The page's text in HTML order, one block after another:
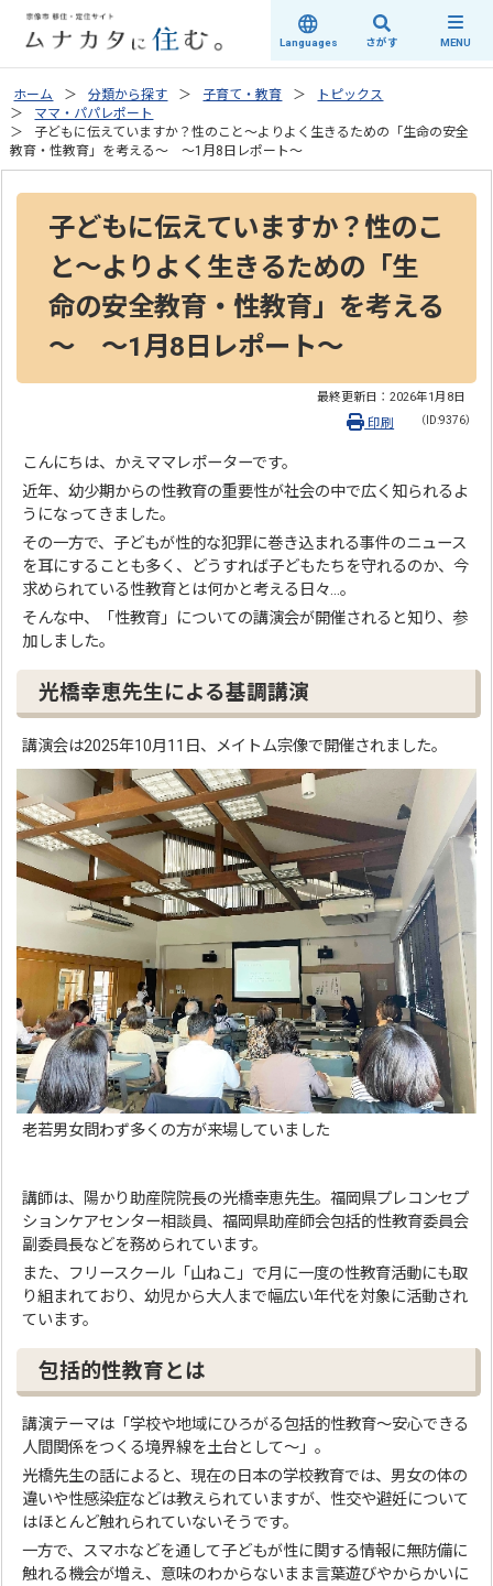
Languages さがす MENU
ホーム 分類から探す 子育て・教育
トピックス
ママ・パパレポート
子どもに伝えていますか？性のこと～よりよく生きるための「生命の安全
教育・性教育」を考える～ ～1月8日レポート～
子どもに伝えていますか？性のこ
と～よりよく生きるための「生
命の安全教育・性教育」を考える
～ ～1月8日レポート～
最終更新日： 2026年1月8日
（ID:9376）
印刷
こんにちは、かえママレポーターです。
近年、幼少期からの性教育の重要性が社会の中で広く知られるよ
うになってきました。
その一方で、子どもが性的な犯罪に巻き込まれる事件のニュース
を耳にすることも多く、どうすれば子どもたちを守れるのか、今
求められている性教育とは何かと考える日々…。
そんな中、「性教育」についての講演会が開催されると知り、参
加しました。
光橋幸恵先生による基調講演
講演会は2025年10月11日、メイトム宗像で開催されました。
老若男女問わず多くの方が来場していました
講師は、陽かり助産院院長の光橋幸恵先生。福岡県プレコンセプ
ションケアセンター相談員、福岡県助産師会包括的性教育委員会
副委員長などを務められています。
また、フリースクール「山ねこ」で月に一度の性教育活動にも取
り組まれており、幼児から大人まで幅広い年代を対象に活動され
ています。
包括的性教育とは
講演テーマは「学校や地域にひろがる包括的性教育～安心できる
人間関係をつくる境界線を土台として～」。
光橋先生の話によると、現在の日本の学校教育では、男女の体の
違いや性感染症などは教えられていますが、性交や避妊について
はほとんど触れられていないそうです。
一方で、スマホなどを通して子どもが性に関する情報に無防備に
触れる機会が増え、意味のわからないまま言葉遊びやからかいに